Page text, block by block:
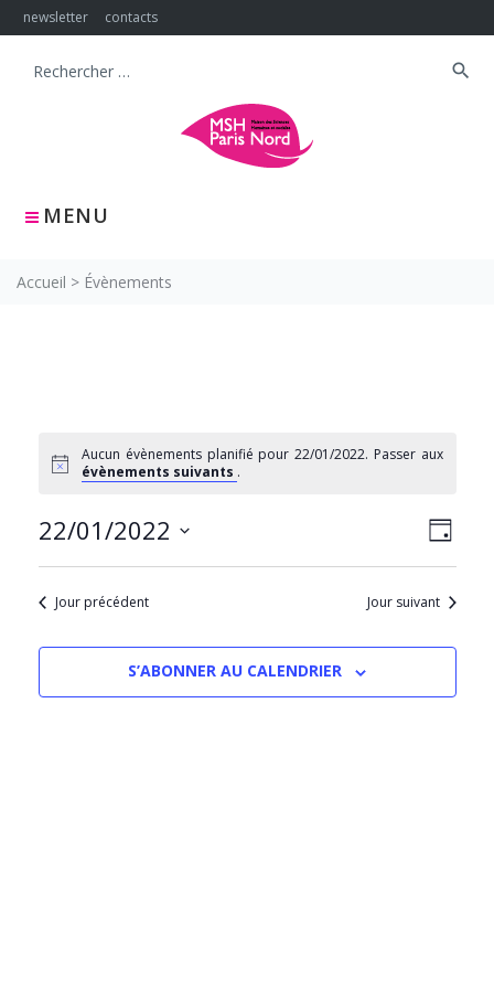
Skip
to
newsletter contacts
MENU
Search
search
Accueil > Évènements
Aucun évènements planifié pour 22/01/2022. Passer aux
évènements suivants .
PAR
de
vues
JOUR
22/01/2022
date.Jour précédent Jour suivant
S’ABONNER AU CALENDRIER